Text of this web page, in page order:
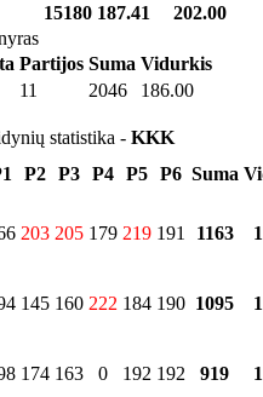
15180 187.41
202.00
Partijos Suma Vidurkis
11 2046 186.00
statistika - KKK
P2 P3 P4 P5 P6 Suma
203 205 179 219 191 1163
145 160 222 184 190 1095
174 163 0 192 192 919